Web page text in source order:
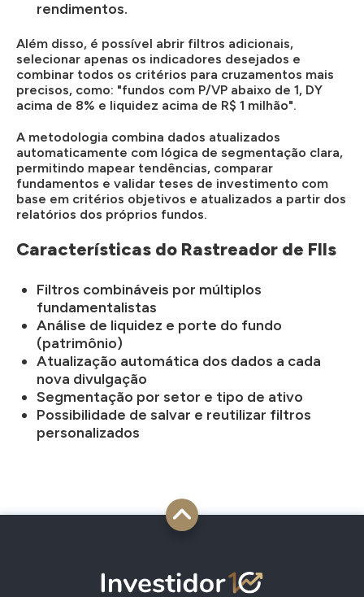
rendimentos.
Além disso, é possível abrir filtros adicionais,
selecionar apenas os indicadores desejados e
combinar todos os critérios para cruzamentos mais
precisos, como: "fundos com P/VP abaixo de 1, DY
acima de 8% e liquidez acima de R$ 1 milhão".
A metodologia combina dados atualizados
automaticamente com lógica de segmentação clara,
permitindo mapear tendências, comparar
fundamentos e validar teses de investimento com
base em critérios objetivos e atualizados a partir dos
relatórios dos próprios fundos.
Características do Rastreador de FIIs
Filtros combináveis por múltiplos
fundamentalistas
Análise de liquidez e porte do fundo
(patrimônio)
Atualização automática dos dados a cada
nova divulgação
Segmentação por setor e tipo de ativo
Possibilidade de salvar e reutilizar filtros
personalizados